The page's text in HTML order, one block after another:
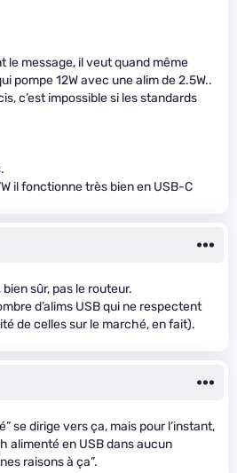
le message, il veut quand même
pompe 12W avec une alim de 2.5W..
c’est impossible si les standards
il fonctionne très bien en USB-C
sûr, pas le routeur.
d’alims USB qui ne respectent
de celles sur le marché, en fait).
se dirige vers ça, mais pour l’instant,
alimenté en USB dans aucun
raisons à ça”.